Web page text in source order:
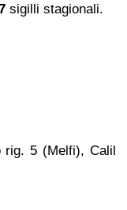
sigilli stagionali.
rig. 5 (Melfi), Calil